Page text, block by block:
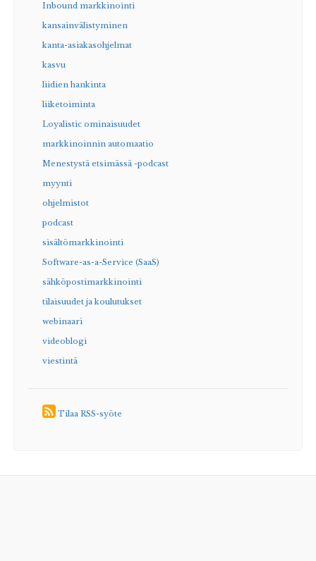
Inbound markkinointi
kansainvälistyminen
kanta-asiakasohjelmat
kasvu
liidien hankinta
liiketoiminta
Loyalistic ominaisuudet
markkinoinnin automaatio
Menestystä etsimässä -podcast
myynti
ohjelmistot
podcast
sisältömarkkinointi
Software-as-a-Service (SaaS)
sähköpostimarkkinointi
tilaisuudet ja koulutukset
webinaari
videoblogi
viestintä
Tilaa RSS-syöte